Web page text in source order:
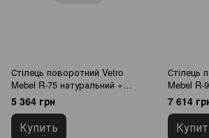
Стілець поворотний Vetro
Mebel R-75 натуральний +
чорний
5 364 грн
Купить
Стілець
Mebel R-
чорний
7 614